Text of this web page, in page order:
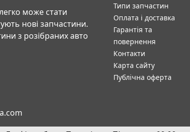
може стати
нові запчастини.
з розібраних авто
Типи запчастин
Оплата і доставка
Гарантія та
повернення
Контакти
Карта сайту
Публічна оферта